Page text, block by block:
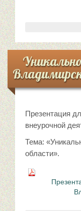
Презентация
внеурочной
Тема:
области».